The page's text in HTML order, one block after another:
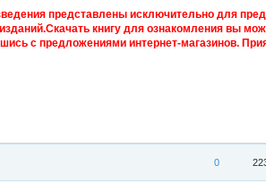
представлены исключительно для
книгу для ознакомления вы
с предложениями интернет-магазинов.
0